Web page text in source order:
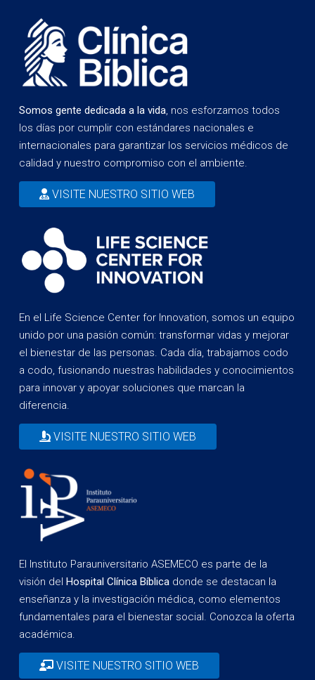
Somos gente dedicada a la vida, nos esforzamos todos
los días por cumplir con estándares nacionales e
internacionales para garantizar los servicios médicos de
calidad y nuestro compromiso con el ambiente.
VISITE NUESTRO SITIO WEB
En el Life Science Center for Innovation, somos un equipo
unido por una pasión común: transformar vidas y mejorar
el bienestar de las personas. Cada día, trabajamos codo
a codo, fusionando nuestras habilidades y conocimientos
para innovar y apoyar soluciones que marcan la
diferencia.
VISITE NUESTRO SITIO WEB
El Instituto Parauniversitario ASEMECO es parte de la
visión del Hospital Clínica Bíblica donde se destacan la
enseñanza y la investigación médica, como elementos
fundamentales para el bienestar social. Conozca la oferta
académica.
VISITE NUESTRO SITIO WEB